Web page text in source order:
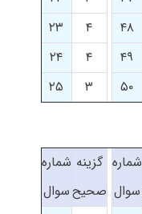
۴۸ ۴
۲۳
۴۹ ۴
۲۴
۵۰ ۳ ۲۵
شماره
سوال
گزینه
صحیح
شماره
سوال